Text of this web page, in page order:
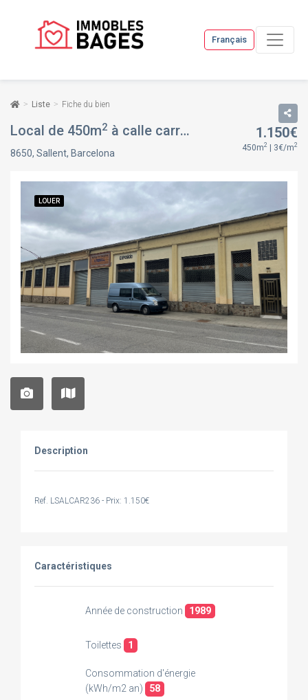
Français
Liste Fiche du bien
Local de 450m2 à calle carretera, 83, à Sallent, Barcelona
8650, Sallent, Barcelona
1.150€
450m2 | 3€/m2
LOUER
Description
Ref. LSALCAR236 - Prix: 1.150€
Caractéristiques
Année de construction 1989
Toilettes 1
Consommation d'énergie
(kWh/m2 an)
58